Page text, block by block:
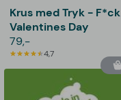
Krus med Tryk - F*ck
Valentines Day
79,-
4,7